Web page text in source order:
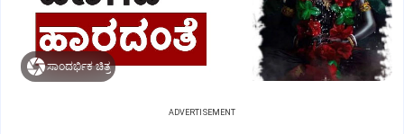
ಸಾಂದರ್ಭಿಕ ಚಿತ್ರ
ADVERTISEMENT